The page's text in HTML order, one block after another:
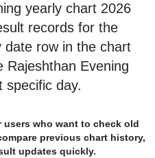
yearly chart 2026
records for the
date row in the chart
Rajeshthan Evening
specific day.
who want to check old
previous chart history,
updates quickly.